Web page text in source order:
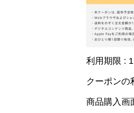
利用期限 :
クーポンの
商品購入画